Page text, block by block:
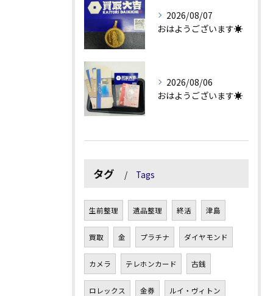
2026/08/07
おはようございます☀
2026/08/06
おはようございます☀
タグ Tags
生前整理 遺品整理 終活 津島
買取 金 プラチナ ダイヤモンド
カメラ テレホンカード 古銭
ロレックス 金券 ルイ・ヴィトン